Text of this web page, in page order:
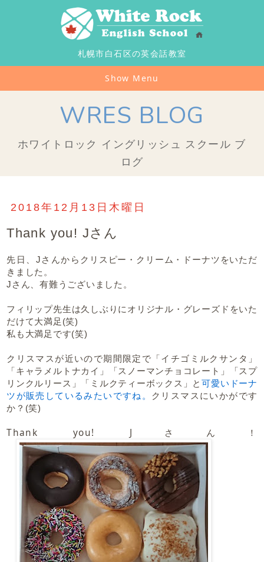
札幌市白石区の英会話教室
Show Menu
WRES BLOG
ホワイトロック イングリッシュ スクール ブ
ログ
2018年12月13日木曜日
Thank you! Jさん
先日、Jさんから クリスピー・クリーム・ドーナツをいただ
きました。
Jさん、有難うございました。
フィリップ先生は久しぶりにオリジナル・グレーズドをいた
だけて大満足(笑)
私も大満足です(笑)
クリスマスが近いので期間限定で「イチゴミルクサンタ」
「キャラメルトナカイ」「スノーマンチョコレート」「スプ
リンクルリース」「ミルクティーボックス」と可愛いドーナ
ツが販売しているみたいですね。
クリスマスにいかがです
か？(笑)
Thank you! Jさん！